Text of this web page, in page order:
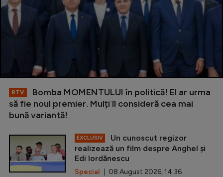
RTV
Bomba MOMENTULUI în politică! El ar urma
să fie noul premier. Mulți îl consideră cea mai
bună variantă!
EXCLUSIV
Un cunoscut regizor
realizează un film despre Anghel și
Edi Iordănescu
Special | 08 August 2026, 14:36